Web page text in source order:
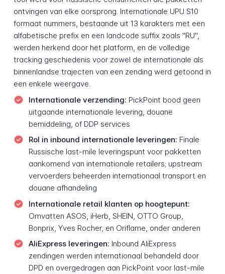
ontvingen van elke oorsprong. Internationale UPU S10
formaat nummers, bestaande uit 13 karakters met een
alfabetische prefix en een landcode suffix zoals "RU",
werden herkend door het platform, en de volledige
tracking geschiedenis voor zowel de internationale als
binnenlandse trajecten van een zending werd getoond in
een enkele weergave.
Internationale verzending: PickPoint bood geen
uitgaande internationale levering, douane
bemiddeling, of DDP services
Rol in inbound internationale leveringen: Finale
Russische last-mile leveringspunt voor pakketten
aankomend van internationale retailers; upstream
vervoerders beheerden internationaal transport en
douane afhandeling
Internationale retail klanten op hoogtepunt:
Omvatten ASOS, iHerb, SHEIN, OTTO Group,
Bonprix, Yves Rocher, en Oriflame, onder anderen
AliExpress leveringen: Inbound AliExpress
zendingen werden internationaal behandeld door
DPD en overgedragen aan PickPoint voor last-mile